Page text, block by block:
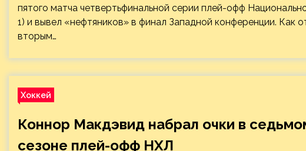
пятого матча четвертьфинальной серии плей-офф
1) и вывел «нефтяников» в финал Западной конференции.
вторым…
Хоккей
Коннор Макдэвид набрал очки в
сезоне плей-офф НХЛ